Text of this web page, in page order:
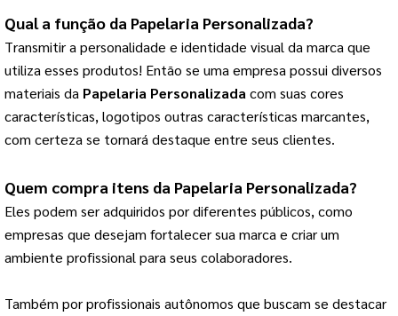
Qual a função da Papelaria Personalizada?
Transmitir a personalidade e identidade visual da marca que
utiliza esses produtos! Então se uma empresa possui diversos
materiais da Papelaria Personalizada com suas cores
características, logotipos outras características marcantes,
com certeza se tornará destaque entre seus clientes.
Quem compra itens da Papelaria Personalizada?
Eles podem ser adquiridos por diferentes públicos, como
empresas que desejam fortalecer sua marca e criar um
ambiente profissional para seus colaboradores.
Também por profissionais autônomos que buscam se destacar